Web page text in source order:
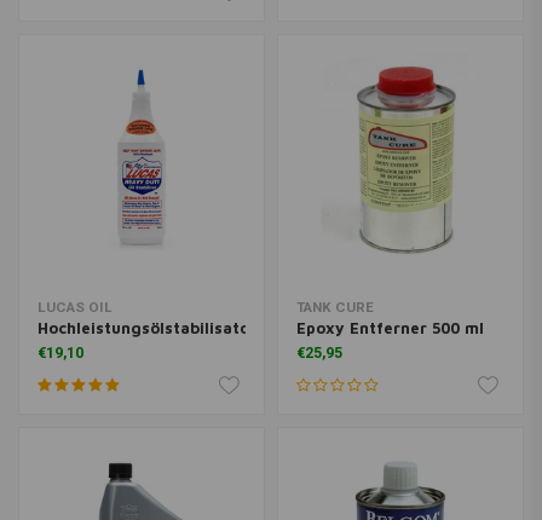
LUCAS OIL
Hochleistungsölstabilisator
€19,10
TANK CURE
Epoxy Entferner 500 ml
€25,95